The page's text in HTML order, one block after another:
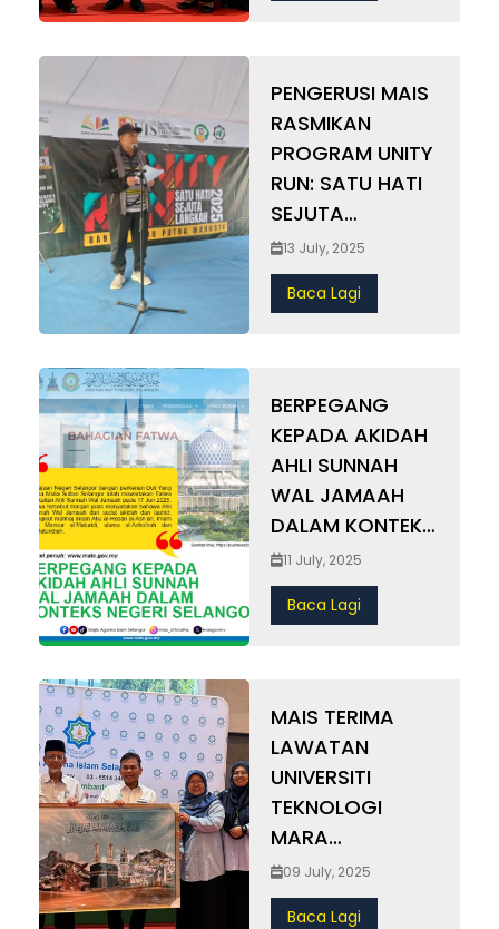
Here
PENGERUSI MAIS
RASMIKAN
PROGRAM UNITY
RUN: SATU HATI
SEJUTA
LANGKAH 2025
BANDAR ILMU
PUTRA
13 July, 2025
Baca Lagi
BERPEGANG
KEPADA AKIDAH
AHLI SUNNAH
WAL JAMAAH
DALAM KONTEKS
NEGERI
SELANGOR
11 July, 2025
Baca Lagi
MAIS TERIMA
LAWATAN
UNIVERSITI
TEKNOLOGI
MARA
CAWANGAN
SELANGOR
09 July, 2025
Baca Lagi